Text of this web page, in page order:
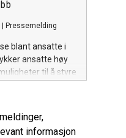
Pressemelding
blant ansatte i
ansatte høy
til å styre
informasjon